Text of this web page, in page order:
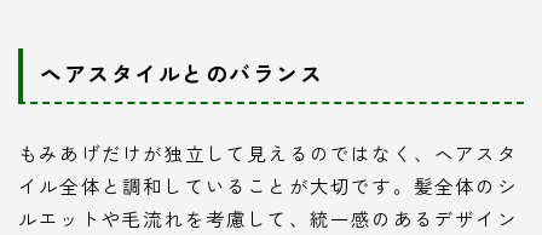
ヘアスタイルとのバランス
もみあげだけが独立して見えるのではなく、ヘアスタ
イル全体と調和していることが大切です。髪全体のシ
ルエットや毛流れを考慮して、統一感のあるデザイン